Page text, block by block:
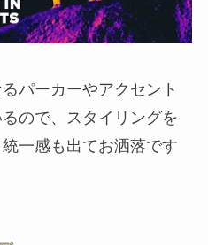
パーカーやアクセント
ので、スタイリングを
一感も出てお洒落です